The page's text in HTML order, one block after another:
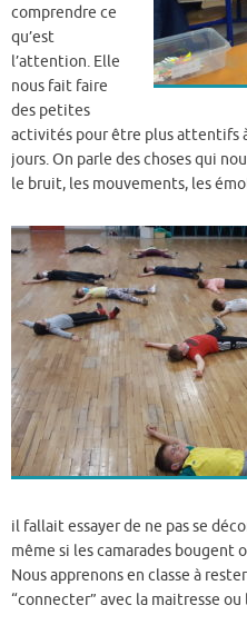
comprendre ce
qu’est
l’attention. Elle
nous fait faire
des petites
activités pour être plus attentifs
jours. On parle des choses qui
le bruit, les mouvements, les
il fallait essayer de ne pas se
même si les camarades bougent
Nous apprenons en classe à
“connecter” avec la maitresse ou